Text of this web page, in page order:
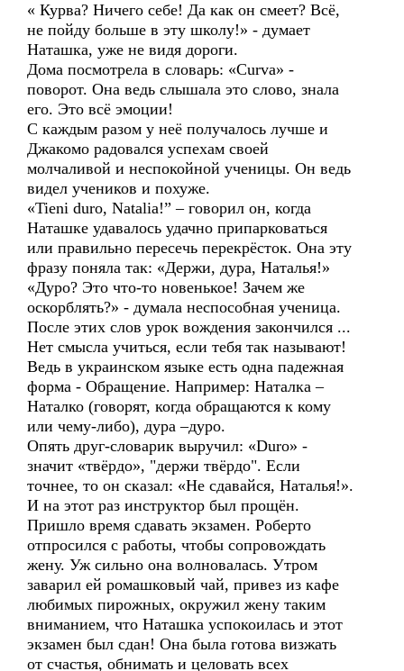
« Курва? Ничего себе! Да как он смеет? Всё,
не пойду больше в эту школу!» - думает
Наташка, уже не видя дороги.
Дома посмотрела в словарь: «Curva» -
поворот. Она ведь слышала это слово, знала
его. Это всё эмоции!
С каждым разом у неё получалось лучше и
Джакомо радовался успехам своей
молчаливой и неспокойной ученицы. Он ведь
видел учеников и похуже.
«Tieni duro, Natalia!” – говорил он, когда
Наташке удавалось удачно припарковаться
или правильно пересечь перекрёсток. Она эту
фразу поняла так: «Держи, дура, Наталья!»
«Дуро? Это что-то новенькое! Зачем же
оскорблять?» - думала неспособная ученица.
После этих слов урок вождения закончился ...
Нет смысла учиться, если тебя так называют!
Ведь в украинском языке есть одна падежная
форма - Обращение. Например: Наталка –
Наталко (говорят, когда обращаются к кому
или чему-либо), дура –дуро.
Опять друг-словарик выручил: «Duro» -
значит «твёрдо», "держи твёрдо". Если
точнее, то он сказал: «Не сдавайся, Наталья!».
И на этот раз инструктор был прощён.
Пришло время сдавать экзамен. Роберто
отпросился с работы, чтобы сопровождать
жену. Уж сильно она волновалась. Утром
заварил ей ромашковый чай, привез из кафе
любимых пирожных, окружил жену таким
вниманием, что Наташка успокоилась и этот
экзамен был сдан! Она была готова визжать
от счастья, обнимать и целовать всех